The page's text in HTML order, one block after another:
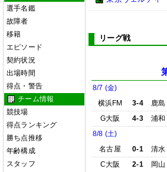
選手名鑑
故障者
移籍
エピソード
契約状況
出場時間
得点・警告
チーム情報
競技場
得点ランキング
勝ち点推移
年齢構成
スタッフ
リーグ戦
8/7 (金)
横浜FM
3-4 鹿島
G大阪
4-3 浦和
8/8 (土)
名古屋
0-1 清水
C大阪
2-1 岡山